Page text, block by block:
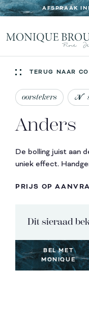
AFSPRAAK
TERUG NAAR
oorstekers
Anders
De bolling juist aan
uniek effect.
PRIJS OP
Dit sieraad
BEL MET
MONIQUE